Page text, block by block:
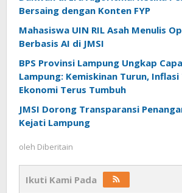
Bersaing dengan Konten FYP
Mahasiswa UIN RIL Asah Menulis
Berbasis AI di JMSI
BPS Provinsi Lampung Ungkap
Lampung: Kemiskinan Turun,
Ekonomi Terus Tumbuh
JMSI Dorong Transparansi
Kejati Lampung
oleh Diberitain
Ikuti Kami Pada